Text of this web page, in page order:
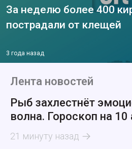
За неделю более 400
пострадали от клещей
3 года назад
Лента новостей
Рыб захлестнёт
волна. Гороскоп на 10
21 минуту назад